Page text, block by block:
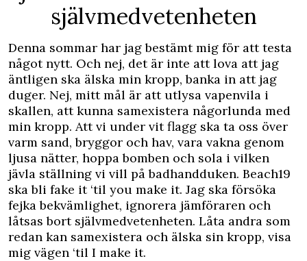
självmedvetenheten
Denna sommar har jag bestämt mig för att testa
något nytt. Och nej, det är inte att lova att jag
äntligen ska älska min kropp, banka in att jag
duger. Nej, mitt mål är att utlysa vapenvila i
skallen, att kunna samexistera någorlunda med
min kropp. Att vi under vit flagg ska ta oss över
varm sand, bryggor och hav, vara vakna genom
ljusa nätter, hoppa bomben och sola i vilken
jävla ställning vi vill på badhandduken. Beach19
ska bli fake it ‘til you make it. Jag ska försöka
fejka bekvämlighet, ignorera jämföraren och
låtsas bort självmedvetenheten. Låta andra som
redan kan samexistera och älska sin kropp, visa
mig vägen ‘til I make it.